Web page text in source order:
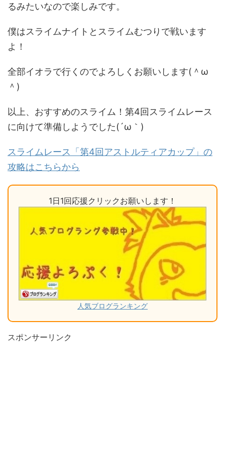
るみたいなので楽しみです。
僕はスライムナイトとスライムむつりで戦います
よ！
全部イオラで行くのでよろしくお願いします(＾ω
＾)
以上、おすすめのスライム！第4回スライムレース
に向けて準備しようでした(´ω｀)
スライムレース「第4回アストルティアカップ」の
攻略はこちらから
1日1回応援クリックお願いします！
人気ブログランキング
スポンサーリンク